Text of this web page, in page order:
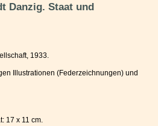
Danzig. Staat und
1933.
Illustrationen (Federzeichnungen) und
17 x 11 cm.